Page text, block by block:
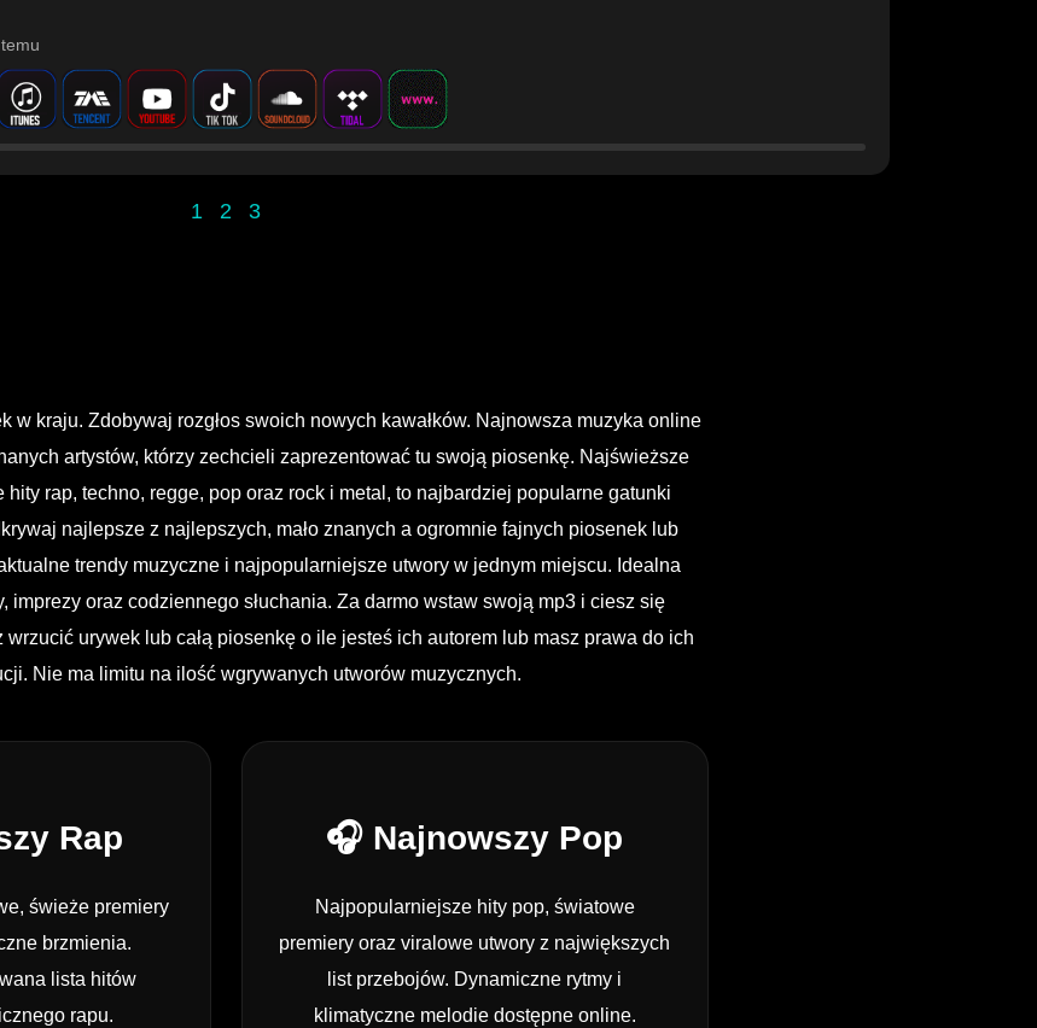
1 2 3
w kraju. Zdobywaj rozgłos swoich nowych kawałków. Najnowsza muzyka online
artystów, którzy zechcieli zaprezentować tu swoją piosenkę. Najświeższe
hity rap, techno, regge, pop oraz rock i metal, to najbardziej popularne gatunki
najlepsze z najlepszych, mało znanych a ogromnie fajnych piosenek lub
trendy muzyczne i najpopularniejsze utwory w jednym miejscu. Idealna
imprezy oraz codziennego słuchania. Za darmo wstaw swoją mp3 i ciesz się
wrzucić urywek lub całą piosenkę o ile jesteś ich autorem lub masz prawa do ich
Nie ma limitu na ilość wgrywanych utworów muzycznych.
Rap
świeże premiery
brzmienia.
lista hitów
rapu.
🎧 Najnowszy Pop
Najpopularniejsze hity pop, światowe
premiery oraz viralowe utwory z największych
list przebojów. Dynamiczne rytmy i
klimatyczne melodie dostępne online.